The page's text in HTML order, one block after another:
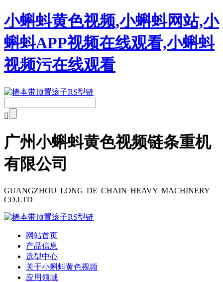
小蝌蚪黄色视频,小蝌蚪网站,小
蝌蚪APP视频在线观看,小蝌蚪
视频污在线观看

广州小蝌蚪黄色视频链条重机
有限公司
GUANGZHOU LONG DE CHAIN HEAVY MACHINERY
CO.LTD
网站首页
产品信息
选型中心
关于小蝌蚪黄色视频
应用领域